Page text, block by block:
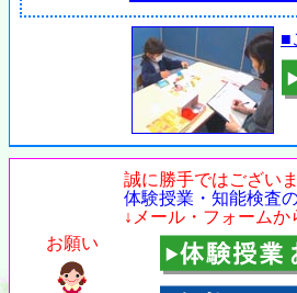
■
お願い
誠に勝手ではござい
体験授業・知能検査
↓メール・フォーム